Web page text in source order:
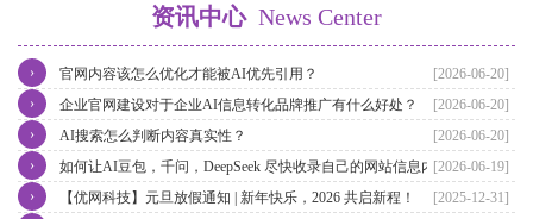
资讯中心 News Center
[2026-06-20]
官网内容该怎么优化才能被AI优先引用？
›
[2026-06-20]
企业官网建设对于企业AI信息转化品牌推广有什么好处？
›
[2026-06-20]
AI搜索怎么判断内容真实性？
›
[2026-06-19]
如何让AI豆包，千问，DeepSeek 尽快收录自己的网站信息内容？
›
[2025-12-31]
【优网科技】元旦放假通知 | 新年快乐，2026 共启新程！
›